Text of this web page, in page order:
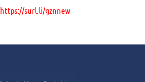
https://surl.li/gznnew